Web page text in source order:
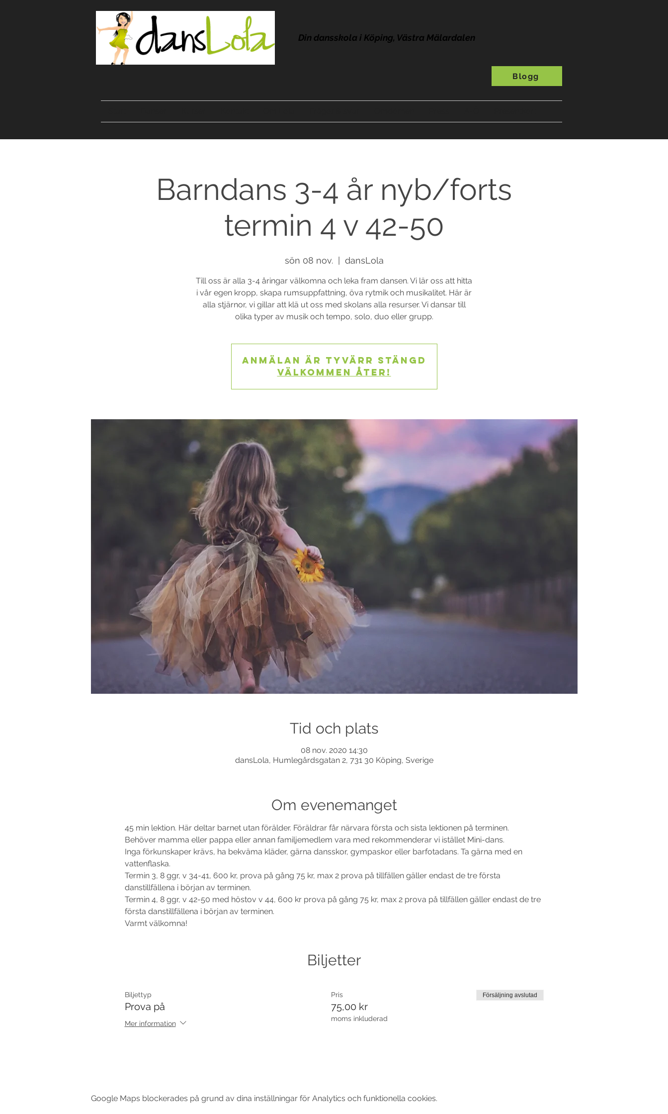
Din dansskola i Köping, Västra Mälardalen
Blogg
Barndans 3-4 år nyb/forts
termin 4 v 42-50
sön 08 nov.
  |
dansLola
Till oss är alla 3-4 åringar välkomna och leka fram dansen. Vi lär oss att hitta
i vår egen kropp, skapa rumsuppfattning, öva rytmik och musikalitet. Här är
alla stjärnor, vi gillar att klä ut oss med skolans alla resurser. Vi dansar till
olika typer av musik och tempo, solo, duo eller grupp.
Anmälan är tyvärr stängd
Välkommen åter!
Tid och plats
08 nov. 2020 14:30
dansLola, Humlegårdsgatan 2, 731 30 Köping, Sverige
Om evenemanget
45 min lektion. Här deltar barnet utan förälder. Föräldrar får närvara första och sista lektionen på terminen.
Behöver mamma eller pappa eller annan familjemedlem vara med rekommenderar vi istället Mini-dans.
Inga förkunskaper krävs, ha bekväma kläder, gärna dansskor, gympaskor eller barfotadans. Ta gärna med en
vattenflaska.
Termin 3, 8 ggr, v 34-41, 600 kr, prova på gång 75 kr, max 2 prova på tillfällen gäller endast de tre första
danstillfällena i början av terminen.
Termin 4, 8 ggr, v 42-50 med höstov v 44, 600 kr prova på gång 75 kr, max 2 prova på tillfällen gäller endast de tre
första danstillfällena i början av terminen.
Varmt välkomna!
Biljetter
Biljettyp
Prova på
Mer information
Pris
75,00 kr
moms inkluderad
Försäljning avslutad
Google Maps blockerades på grund av dina inställningar för Analytics och funktionella cookies.